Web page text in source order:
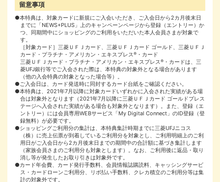
留意事項
●本特典は、対象カードに新規にご入会いただき、ご入会日から2カ月後末日
までに「NEWS+PLUS」上のキャンペーンページから登録（エントリー）か
つ、同期間中にショッピングのご利用をいただいた本人会員さまが対象で
す。
［対象カード］三菱ＵＦＪカード、三菱ＵＦＪカード ゴールド、三菱ＵＦＪ
カード・プラチナ・アメリカン・エキスプレス® ・カード
三菱ＵＦＪカード・プラチナ・アメリカン・エキスプレス® ・カードは、三
菱UFJ銀行等でご入会された際は、本特典の対象外となる場合があります
（他の入会特典の対象となった場合等）。
●ご入会日は、カード発送時に同封するカード台紙をご確認ください。
●本特典は、2021年7月以降に対象カードいずれかに入会された実績がある場
合は対象外となります（2021年7月以降に三菱ＵＦＪカード ゴールドプレス
テージへ入会された実績がある場合も対象外となります）。また、登録（エ
ントリー）には会員専用WEBサービス「My Digital Connect」のID登録（登
録無料）が必要です。
●ショッピングご利用分の集計は、本特典集計時期までに三菱UFJニコス
（株）に売上伝票が到着しているご利用分を対象とし、ご利用明細上のご利
用日がご入会日から2カ月後末日までの期間中の合計額に基づき集計します
（家族会員さまのご利用分も対象とします）。なお、ご利用後に返品・取り
消し等が発生したお取り引きは対象外です。
●カード年会費、カード発行手数料、会員情報誌購読料、キャッシングサービ
ス・カードローンご利用分、リボ払い手数料、クレカ積立のご利用分等は集
計の対象外です。